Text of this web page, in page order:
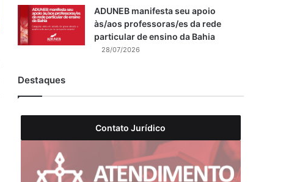
ADUNEB manifesta seu apoio
às/aos professoras/es da rede
particular de ensino da Bahia
28/07/2026
Destaques
Contato Jurídico